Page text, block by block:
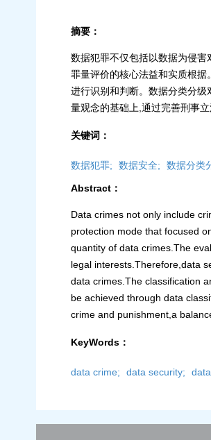
摘要：
数据犯罪不仅包括以数据为侵
罪量评价的核心法益和实质根
进行识别和判断。数据分类分
量观念的基础上,通过完善刑事
关键词：
数据犯罪; 数据安全; 数据分类
Abstract：
Data crimes not only include
protection mode that focused
quantity of data crimes.The
legal interests.Therefore,data
data crimes.The classification
be achieved through data
crime and punishment,a
KeyWords：
data crime; data security;